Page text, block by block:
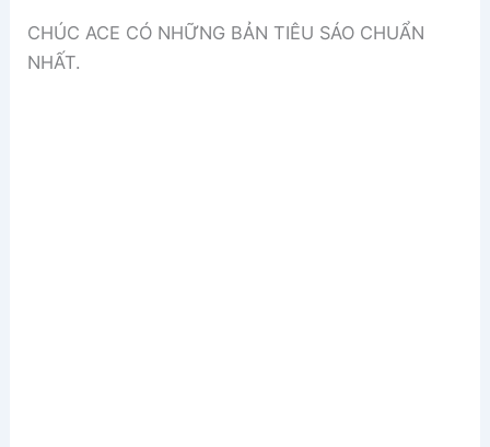
CHÚC ACE CÓ NHỮNG BẢN TIÊU SÁO CHUẨN
NHẤT.